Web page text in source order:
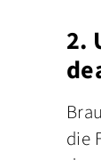
2.
die